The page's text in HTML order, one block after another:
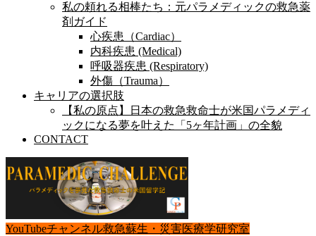
私の頼れる相棒たち：元パラメディックの救急薬
剤ガイド
心疾患（Cardiac）
内科疾患 (Medical)
呼吸器疾患 (Respiratory)
外傷（Trauma）
キャリアの選択肢
【私の原点】日本の救急救命士が米国パラメディ
ックになる夢を叶えた「5ヶ年計画」の全貌
CONTACT
YouTubeチャンネル救急蘇生・災害医療学研究室